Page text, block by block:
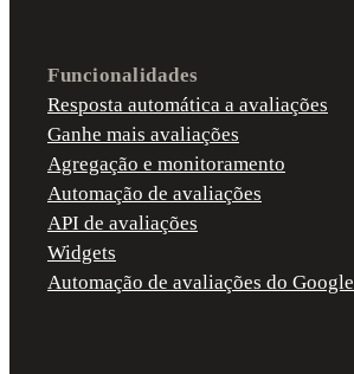
Funcionalidades
Resposta automática a avaliações
Ganhe mais avaliações
Agregação e monitoramento
Automação de avaliações
API de avaliações
Widgets
Automação de avaliações do Google